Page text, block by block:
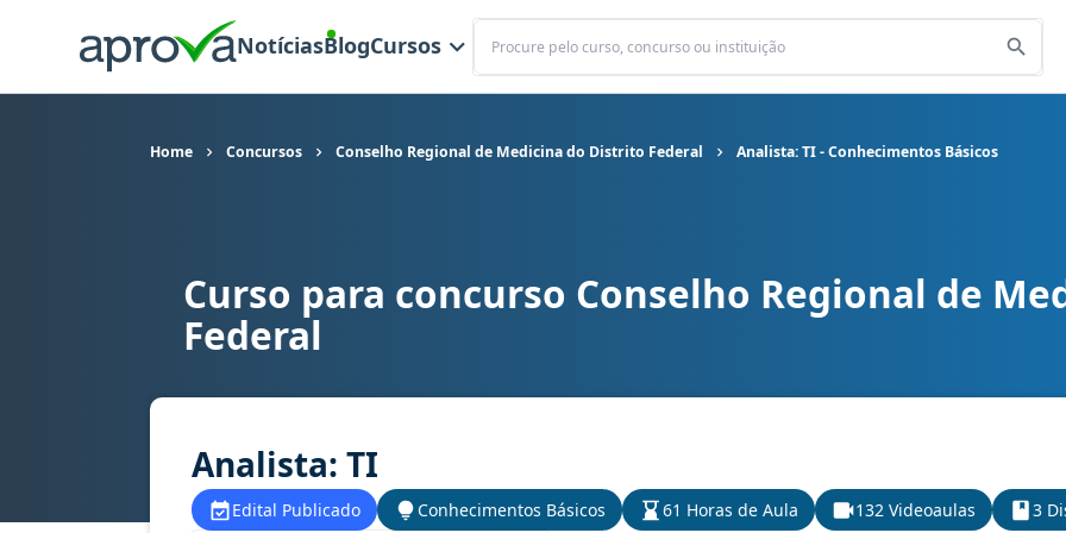
NotíciasBlogCursos
Buscar
Home Concursos Conselho Regional de Medicina do Distrito Federal Analista: TI - Conhecimentos Básicos
Curso para concurso CRM DF - Conselho Regional de Medicina do Distrito Federal cargo Analista: TI -
Curso para concurso Conselho Regional de
Federal
Analista: TI
Edital Publicado Conhecimentos Básicos 61 Horas de Aula 132 Videoaulas 3